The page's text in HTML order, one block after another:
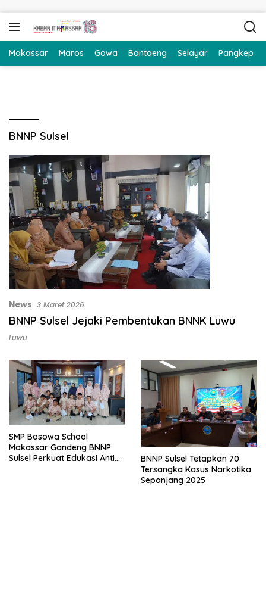
Makassar Maros Gowa Bantaeng Selayar Pangkep
BNNP Sulsel
News 3 Maret 2026
BNNP Sulsel Jejaki Pembentukan BNNK Luwu
Luwu
SMP Bosowa School
Makassar Gandeng BNNP
Sulsel Perkuat Edukasi Anti
BNNP Sulsel Tetapkan 70
Tersangka Kasus Narkotika
Sepanjang 2025